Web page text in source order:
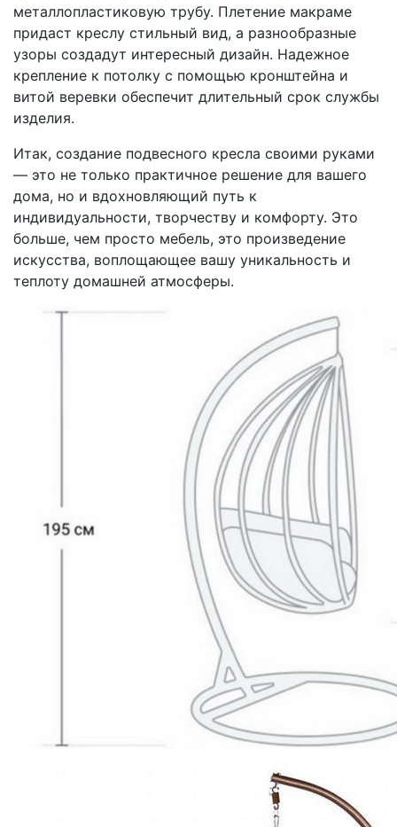
металлопластиковую трубу. Плетение макраме
придаст креслу стильный вид, а разнообразные
узоры создадут интересный дизайн. Надежное
крепление к потолку с помощью кронштейна и
витой веревки обеспечит длительный срок службы
изделия.
Итак, создание подвесного кресла своими руками
— это не только практичное решение для вашего
дома, но и вдохновляющий путь к
индивидуальности, творчеству и комфорту. Это
больше, чем просто мебель, это произведение
искусства, воплощающее вашу уникальность и
теплоту домашней атмосферы.